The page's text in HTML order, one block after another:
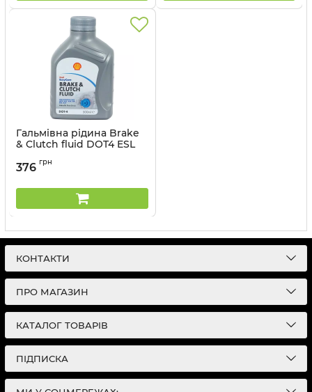
Гальмівна рідина Brake
& Clutch fluid DOT4 ESL
Артикул:
376 грн
КОНТАКТИ
ПРО МАГАЗИН
КАТАЛОГ ТОВАРІВ
ПІДПИСКА